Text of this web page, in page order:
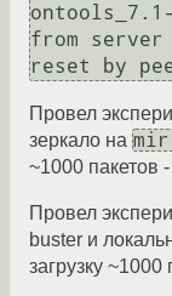
from
Провел
зеркало на
~1000 пакетов
Провел
buster и
загрузку